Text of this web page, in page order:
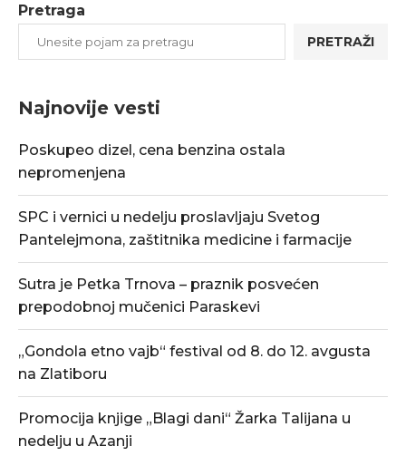
Pretraga
PRETRAŽI
Najnovije vesti
Poskupeo dizel, cena benzina ostala
nepromenjena
SPC i vernici u nedelju proslavljaju Svetog
Pantelejmona, zaštitnika medicine i farmacije
Sutra je Petka Trnova – praznik posvećen
prepodobnoj mučenici Paraskevi
„Gondola etno vajb“ festival od 8. do 12. avgusta
na Zlatiboru
Promocija knjige „Blagi dani“ Žarka Talijana u
nedelju u Azanji